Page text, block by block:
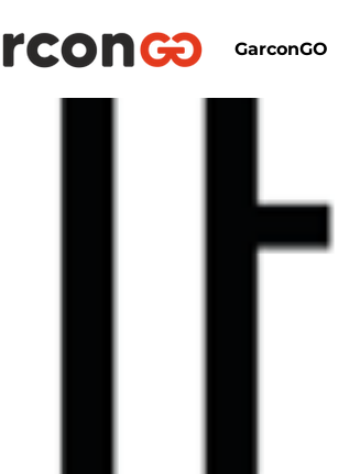
GarconGO